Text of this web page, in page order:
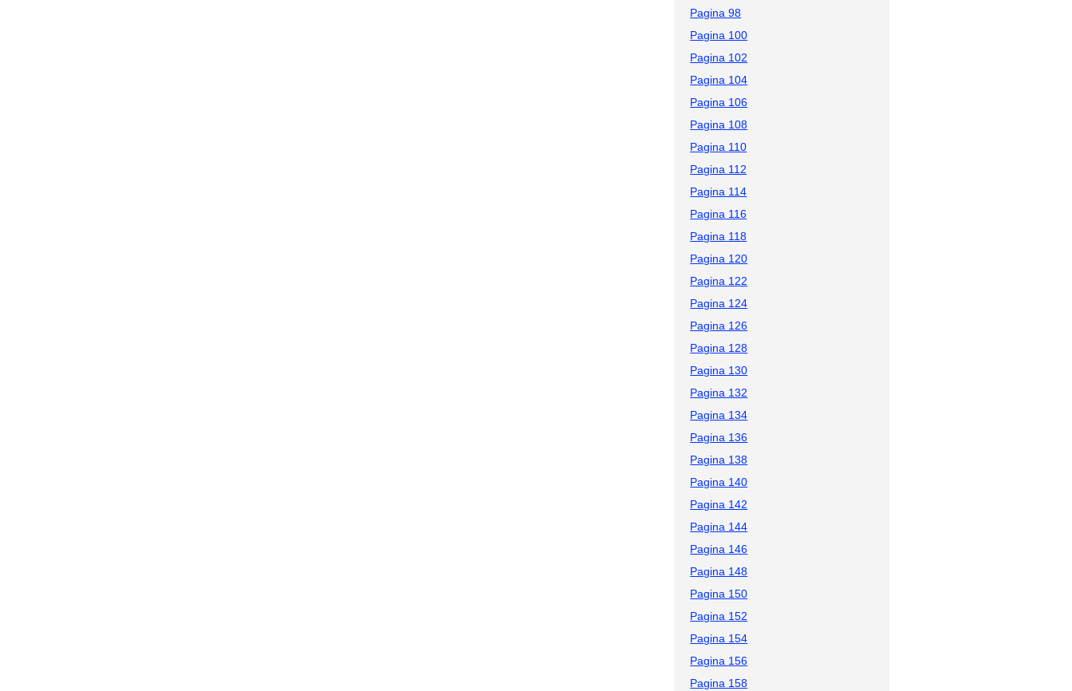
Pagina 98
Pagina 100
Pagina 102
Pagina 104
Pagina 106
Pagina 108
Pagina 110
Pagina 112
Pagina 114
Pagina 116
Pagina 118
Pagina 120
Pagina 122
Pagina 124
Pagina 126
Pagina 128
Pagina 130
Pagina 132
Pagina 134
Pagina 136
Pagina 138
Pagina 140
Pagina 142
Pagina 144
Pagina 146
Pagina 148
Pagina 150
Pagina 152
Pagina 154
Pagina 156
Pagina 158